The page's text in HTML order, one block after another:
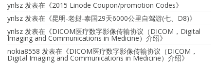
ynlsz 发表在《2015 Linode Coupon/promotion Codes》
ynlsz 发表在《昆明-老挝-泰国29天6000公里自驾游(七、D8)》
ynlsz 发表在《DICOM医疗数字影像传输协议（DICOM，Digital
Imaging and Communications in Medicine）介绍》
nokia8558 发表在《DICOM医疗数字影像传输协议（DICOM，
Digital Imaging and Communications in Medicine）介绍》